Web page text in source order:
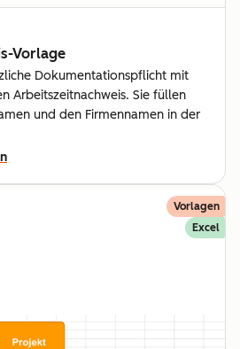
Vorlage
Dokumentationspflicht mit
Arbeitszeitnachweis. Sie füllen
und den Firmennamen in der
Vorlagen
Excel